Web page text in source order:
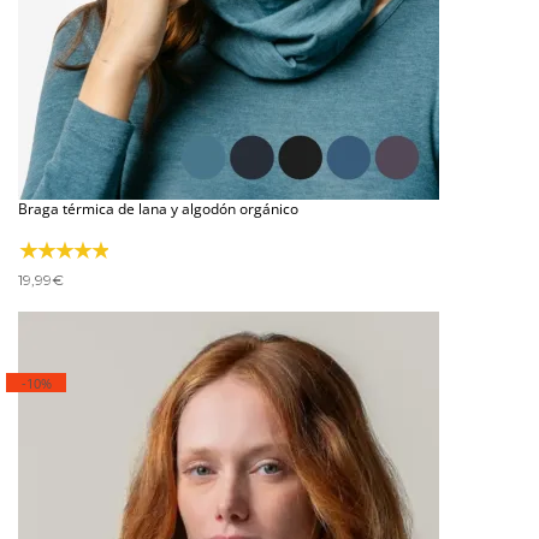
Braga térmica de lana y algodón orgánico
19,99€
-10%